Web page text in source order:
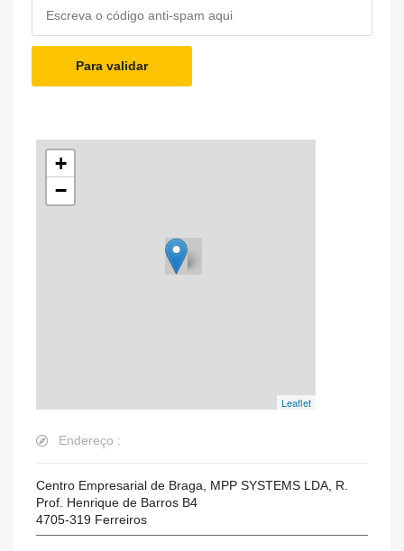
Para validar
+
−
Leaflet
Endereço :
Centro Empresarial de Braga, MPP SYSTEMS LDA, R.
Prof. Henrique de Barros B4
4705-319 Ferreiros